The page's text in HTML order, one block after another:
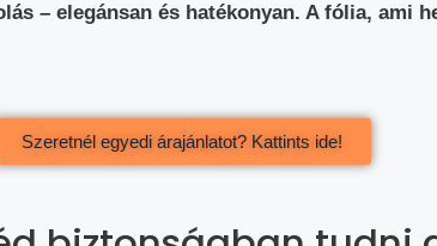
– elegánsan és hatékonyan. A fólia, ami
Szeretnél egyedi árajánlatot? Kattints ide!